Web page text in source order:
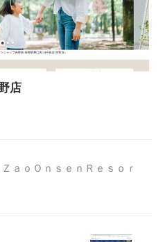
店
ａｏＯｎｓｅｎＲｅｓｏｒ